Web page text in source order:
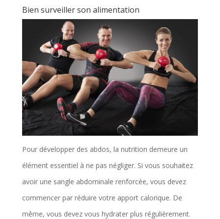
Bien surveiller son alimentation
Pour développer des abdos, la nutrition demeure un
élément essentiel à ne pas négliger. Si vous souhaitez
avoir une sangle abdominale renforcée, vous devez
commencer par réduire votre apport calorique. De
même, vous devez vous hydrater plus régulièrement.